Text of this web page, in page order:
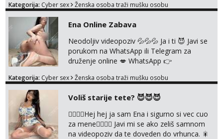
WhatsApp ili Telegram WhatsApp 👉
@enafriedrichkis 🤬NE RADIM SASTANKE I
DRUZENJA UZIVO🤬
Kategorija: Cyber sex Ženska osoba traži mušku osobu
Ena Online Zabava
Neodoljiv videopoziv 💦💦💦 Ja i ti 😈 Javi se
porukom na WhatsApp ili Telegram za
druženje online 💋 WhatsApp 👉
@enafriedrichkis NEE radimo sastnke uzivo
Kategorija: Cyber sex Ženska osoba traži mušku osobu
Voliš starije tete? 😈😈😈
❤️‍🔥❤️‍🔥Hej hej ja sam Ena i sigurno si vec cuo
za mene❤️‍🔥❤️‍🔥 Javi mi se ako zeliš samnom
na videopoziv da te doveden do vrhunca. 🎇